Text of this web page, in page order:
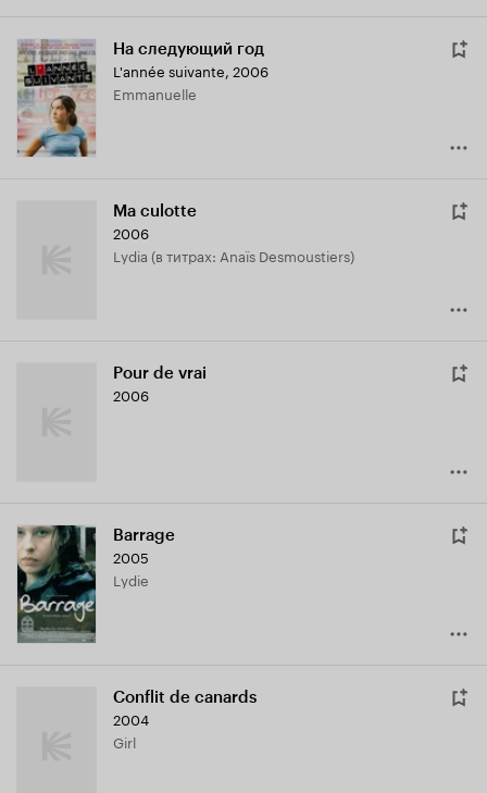
На следующий год
L'année suivante, 2006
Emmanuelle
Ma culotte
2006
Lydia (в титрах: Anaïs Desmoustiers)
Pour de vrai
2006
Barrage
2005
Lydie
Conflit de canards
2004
Girl